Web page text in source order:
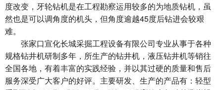
度改变，牙轮钻机是在工程勘察运用较多的为地质钻机，虽
然也是可以调角度的机头，但角度逾越45度后钻进会较艰
难。
张家口宣化长城采掘工程设备有限公司专业从事于各种
规格钻井机研制多年，所生产的钻井机，液压钻井机等销往
全国各地，有着丰富的实践经验，并以其过硬的质量和售后
服务深受广大客户的好评。主要研发、生产的产品有：轻型